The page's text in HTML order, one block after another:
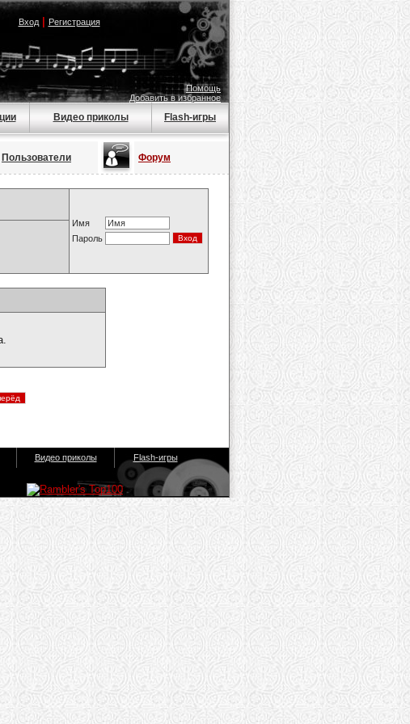
Вход| Регистрация
Помощь
Добавить в избранное
Видео приколы Flash-игры
Пользователи Форум
Имя
Пароль
Видео приколы Flash-игры